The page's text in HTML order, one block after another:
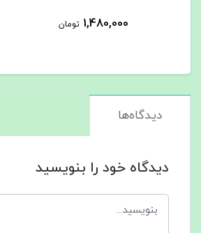
تومان
دیدگاه‌ها
دیدگاه خود را بنویسید